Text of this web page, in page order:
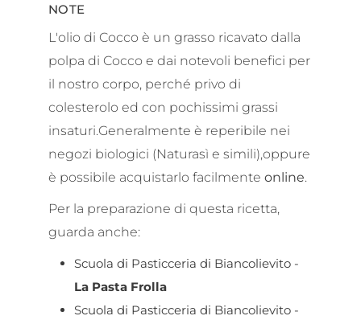
NOTE
L'olio di Cocco è un grasso ricavato dalla
polpa di Cocco e dai notevoli benefici per
il nostro corpo, perché privo di
colesterolo ed con pochissimi grassi
insaturi.Generalmente è reperibile nei
negozi biologici (Naturasì e simili),oppure
è possibile acquistarlo facilmente online.
Per la preparazione di questa ricetta,
guarda anche:
Scuola di Pasticceria di Biancolievito -
La Pasta Frolla
Scuola di Pasticceria di Biancolievito -